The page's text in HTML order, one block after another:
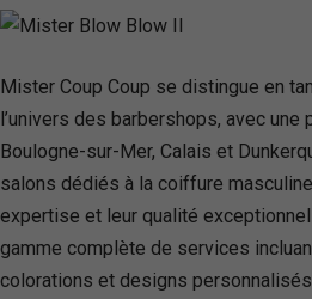
Mister Coup Coup se distingue en
l’univers des barbershops, avec une
Boulogne-sur-Mer, Calais et
salons dédiés à la coiffure
expertise et leur qualité
gamme complète de services
colorations et designs